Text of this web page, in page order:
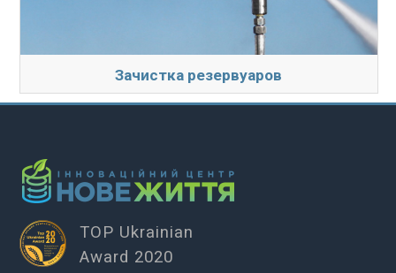
Зачистка резервуаров
TOP Ukrainian
Award 2020